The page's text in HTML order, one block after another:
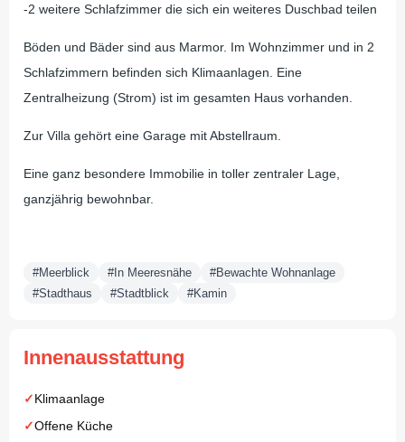
-2 weitere Schlafzimmer die sich ein weiteres Duschbad teilen
Böden und Bäder sind aus Marmor. Im Wohnzimmer und in 2
Schlafzimmern befinden sich Klimaanlagen. Eine
Zentralheizung (Strom) ist im gesamten Haus vorhanden.
Zur Villa gehört eine Garage mit Abstellraum.
Eine ganz besondere Immobilie in toller zentraler Lage,
ganzjährig bewohnbar.
#Meerblick #In Meeresnähe
#Bewachte Wohnanlage
#Stadthaus
#Stadtblick #Kamin
Innenausstattung
Klimaanlage
Offene Küche